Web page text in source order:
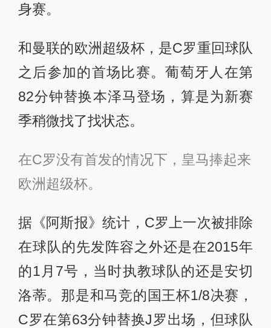
身赛。
和曼联的欧洲超级杯，是C罗重回球队
之后参加的首场比赛。葡萄牙人在第
82分钟替换本泽马登场，算是为新赛
季稍微找了找状态。
在C罗没有首发的情况下，皇马捧起来
欧洲超级杯。
据《阿斯报》统计，C罗上一次被排除
在球队的先发阵容之外还是在2015年
的1月7号，当时执教球队的还是安切
洛蒂。那是和马竞的国王杯1/8决赛，
C罗在第63分钟替换J罗出场，但球队